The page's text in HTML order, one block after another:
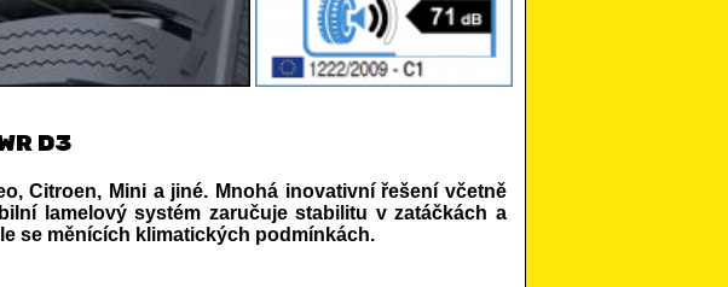
D3
Citroen, Mini a jiné. Mnohá inovativní řešení včetně
lamelový systém zaručuje stabilitu v zatáčkách a
se měnících klimatických podmínkách.